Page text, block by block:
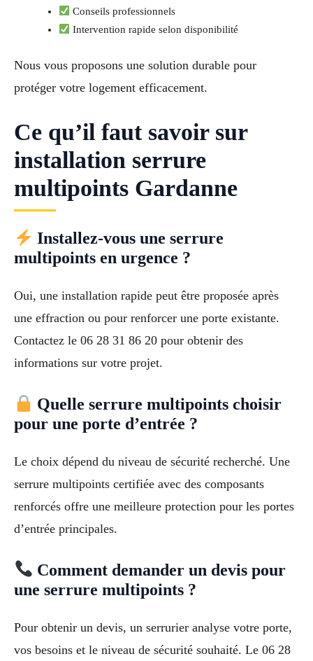
Conseils professionnels
Intervention rapide selon disponibilité
Nous vous proposons une solution durable pour
protéger votre logement efficacement.
Ce qu’il faut savoir sur
installation serrure
multipoints Gardanne
Installez-vous une serrure
multipoints en urgence ?
Oui, une installation rapide peut être proposée après
une effraction ou pour renforcer une porte existante.
Contactez le 06 28 31 86 20 pour obtenir des
informations sur votre projet.
Quelle serrure multipoints choisir
pour une porte d’entrée ?
Le choix dépend du niveau de sécurité recherché. Une
serrure multipoints certifiée avec des composants
renforcés offre une meilleure protection pour les portes
d’entrée principales.
Comment demander un devis pour
une serrure multipoints ?
Pour obtenir un devis, un serrurier analyse votre porte,
vos besoins et le niveau de sécurité souhaité. Le 06 28